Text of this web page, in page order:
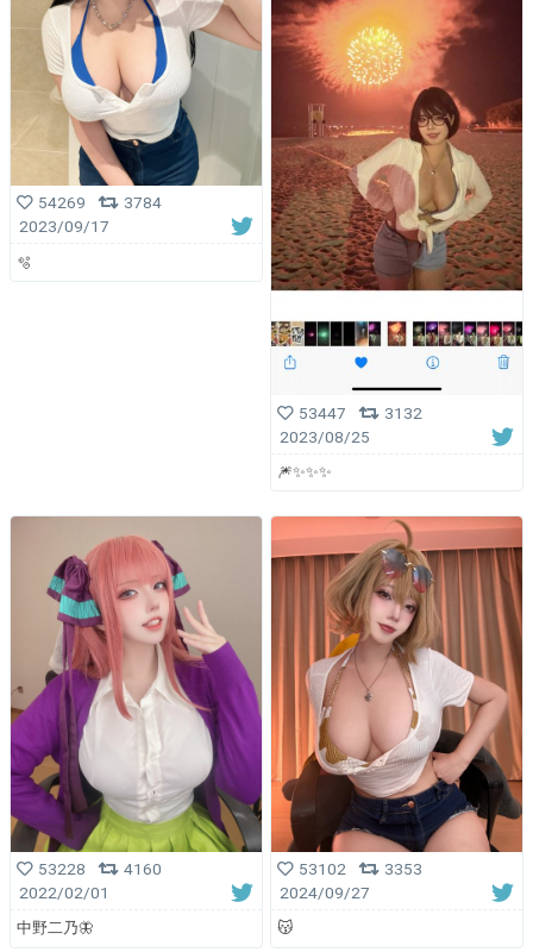
54269
3784
2023/09/17
🫧
53447
3132
2023/08/25
🎆✨✨✨
53228
4160
2022/02/01
中野二乃🦋
53102
3353
2024/09/27
😽